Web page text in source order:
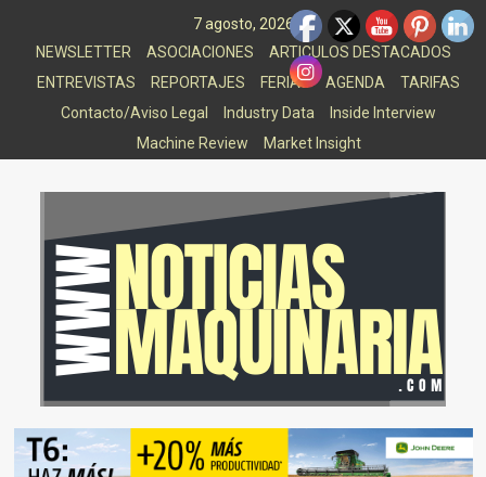
7 agosto, 2026
NEWSLETTER
ASOCIACIONES
ARTICULOS DESTACADOS
ENTREVISTAS
REPORTAJES FERIAS AGENDA
TARIFAS
Contacto/Aviso Legal
Industry Data
Inside Interview
Machine Review
Market Insight